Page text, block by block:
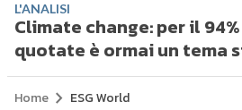
L'ANALISI
Climate change: per il
quotate è ormai un tema
Home ESG World